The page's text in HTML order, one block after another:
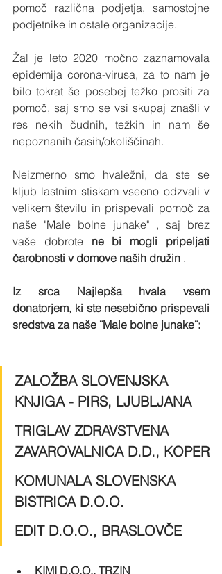
pomoč različna podjetja, samostojne
podjetnike in ostale organizacije.
Žal je leto 2020 močno zaznamovala
epidemija corona-virusa, za to nam je
bilo tokrat še posebej težko prositi za
pomoč, saj smo se vsi skupaj znašli v
res nekih čudnih, težkih in nam še
nepoznanih časih/okoliščinah.
Neizmerno smo hvaležni, da ste se
kljub lastnim stiskam vseeno odzvali v
velikem številu in prispevali pomoč za
naše "Male bolne junake" , saj brez
vaše dobrote ne bi mogli pripeljati
čarobnosti v domove naših družin .
Iz srca Najlepša hvala vsem
donatorjem, ki ste nesebično prispevali
sredstva za naše ¨Male bolne junake¨:
ZALOŽBA SLOVENJSKA
KNJIGA - PIRS, LJUBLJANA
TRIGLAV ZDRAVSTVENA
ZAVAROVALNICA D.D., KOPER
KOMUNALA SLOVENSKA
BISTRICA D.O.O.
EDIT D.O.O., BRASLOVČE
KIMI D.O.O., TRZIN